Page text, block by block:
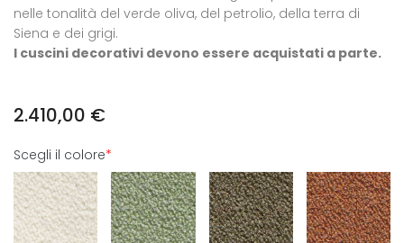
nelle tonalità del verde oliva, del petrolio, della terra di
Siena e dei grigi.
I cuscini decorativi devono essere acquistati a parte.
2.410,00 €
Scegli il colore*